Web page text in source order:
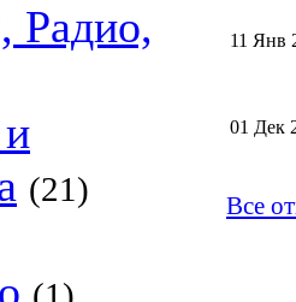
Радио,
(21)
11 Янв
01 Дек
Все